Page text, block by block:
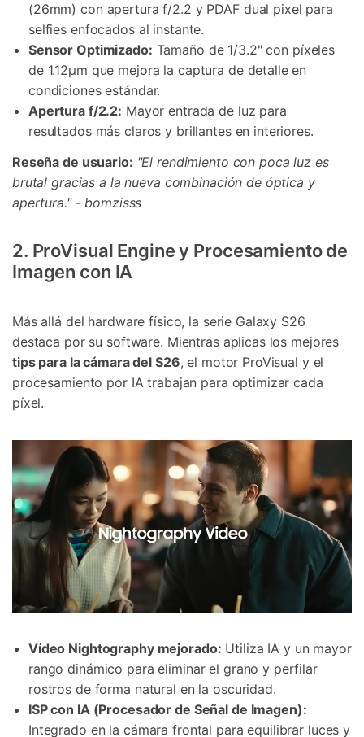
(26mm) con apertura f/2.2 y PDAF dual pixel para
selfies enfocados al instante.
Sensor Optimizado: Tamaño de 1/3.2" con píxeles
de 1.12µm que mejora la captura de detalle en
condiciones estándar.
Apertura f/2.2: Mayor entrada de luz para
resultados más claros y brillantes en interiores.
Reseña de usuario: "El rendimiento con poca luz es
brutal gracias a la nueva combinación de óptica y
apertura." - bomzisss
2. ProVisual Engine y Procesamiento de
Imagen con IA
Más allá del hardware físico, la serie Galaxy S26
destaca por su software. Mientras aplicas los mejores
tips para la cámara del S26, el motor ProVisual y el
procesamiento por IA trabajan para optimizar cada
píxel.
Vídeo Nightography mejorado: Utiliza IA y un mayor
rango dinámico para eliminar el grano y perfilar
rostros de forma natural en la oscuridad.
ISP con IA (Procesador de Señal de Imagen):
Integrado en la cámara frontal para equilibrar luces y